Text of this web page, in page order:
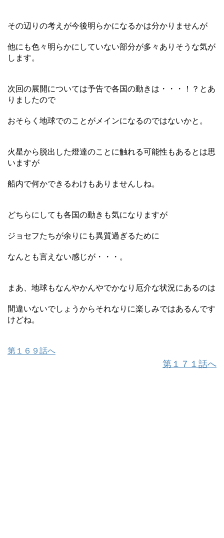
その辺りの考えが今後明らかになるかは分かりませんが
他にも色々明らかにしていない部分が多々ありそうな気が
します。
次回の展開については予告で各国の動きは・・・！？とあ
りましたので
おそらく地球でのことがメインになるのではないかと。
火星から脱出した燈達のことに触れる可能性もあるとは思
いますが
船内で何かできるわけもありませんしね。
どちらにしても各国の動きも気になりますが
ジョセフたちが余りにも異質過ぎるために
なんとも言えない感じが・・・。
まあ、地球もなんやかんやでかなり厄介な状況にあるのは
間違いないでしょうからそれなりに楽しみではあるんです
けどね。
第１６９話へ
第１７１話へ